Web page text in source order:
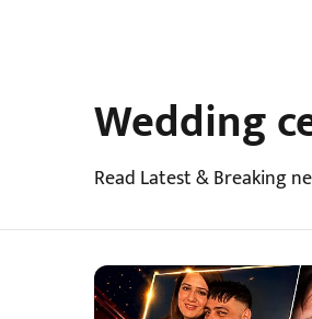
Wedding
Read Latest & Breaking